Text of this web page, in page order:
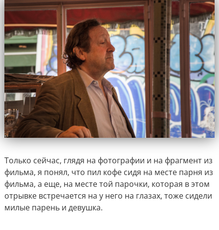
Только сейчас, глядя на фотографии и на фрагмент из
фильма, я понял, что пил кофе сидя на месте парня из
фильма, а еще, на месте той парочки, которая в этом
отрывке встречается на у него на глазах, тоже сидели
милые парень и девушка.